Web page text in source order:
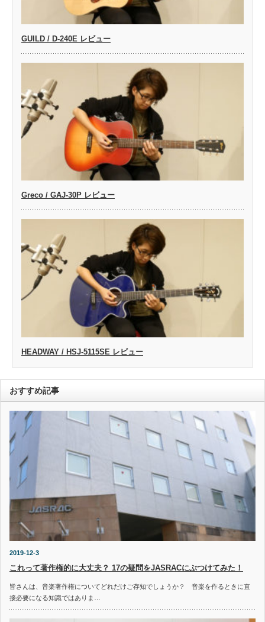
GUILD / D-240E レビュー
Greco / GAJ-30P レビュー
HEADWAY / HSJ-5115SE レビュー
おすすめ記事
2019-12-3
これって著作権的に大丈夫？ 17の疑問をJASRACにぶつけてみた！
皆さんは、音楽著作権についてどれだけご存知でしょうか？ 音楽を作るときに直
接必要になる知識ではありま…